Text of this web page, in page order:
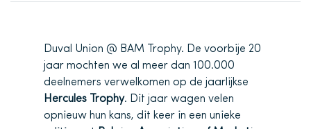
Duval Union @ BAM Trophy. De voorbije 20
jaar mochten we al meer dan 100.000
deelnemers verwelkomen op de jaarlijkse
Hercules Trophy. Dit jaar wagen velen
opnieuw hun kans, dit keer in een unieke